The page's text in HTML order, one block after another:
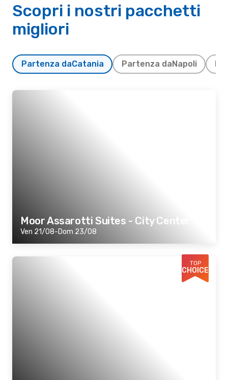
Scopri i nostri pacchetti
migliori
Partenza daCatania Partenza da Napoli
Moor Assarotti Suites - City Center
Ven 21/08-Dom 23/08
TOP
CHOICE